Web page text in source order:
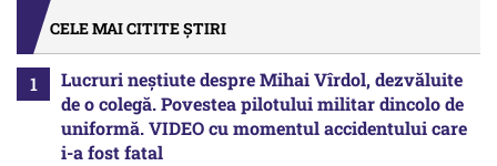
CELE MAI CITITE ȘTIRI
Lucruri neștiute despre Mihai Vîrdol, dezvăluite
de o colegă. Povestea pilotului militar dincolo de
uniformă. VIDEO cu momentul accidentului care
i-a fost fatal